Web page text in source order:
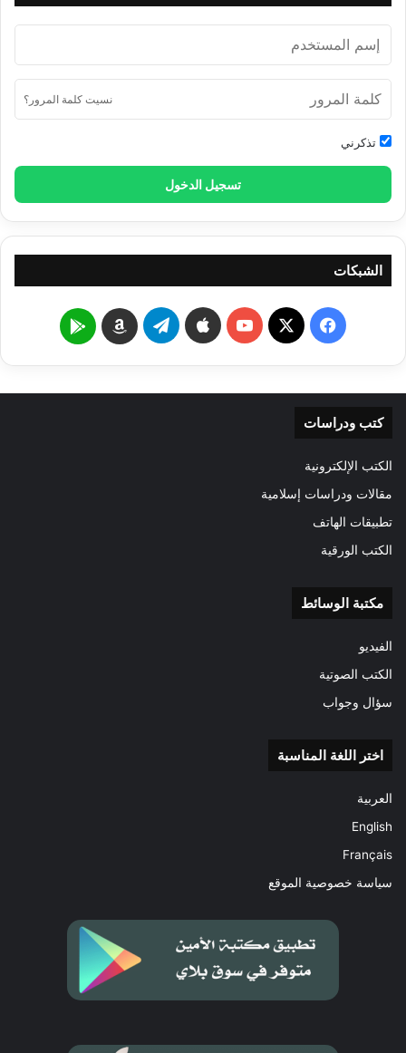
نسيت كلمة المرور؟
تذكرني
تسجيل الدخول
الشبكات
فيسبوك
‫X
‫YouTube تيلقرام Amazon
Google
Play
كتب ودراسات
الكتب الإلكترونية
مقالات ودراسات إسلامية
تطبيقات الهاتف
الكتب الورقية
مكتبة الوسائط
الفيديو
الكتب الصوتية
سؤال وجواب
اختر اللغة المناسبة
العربية
English
Français
سياسة خصوصية الموقع